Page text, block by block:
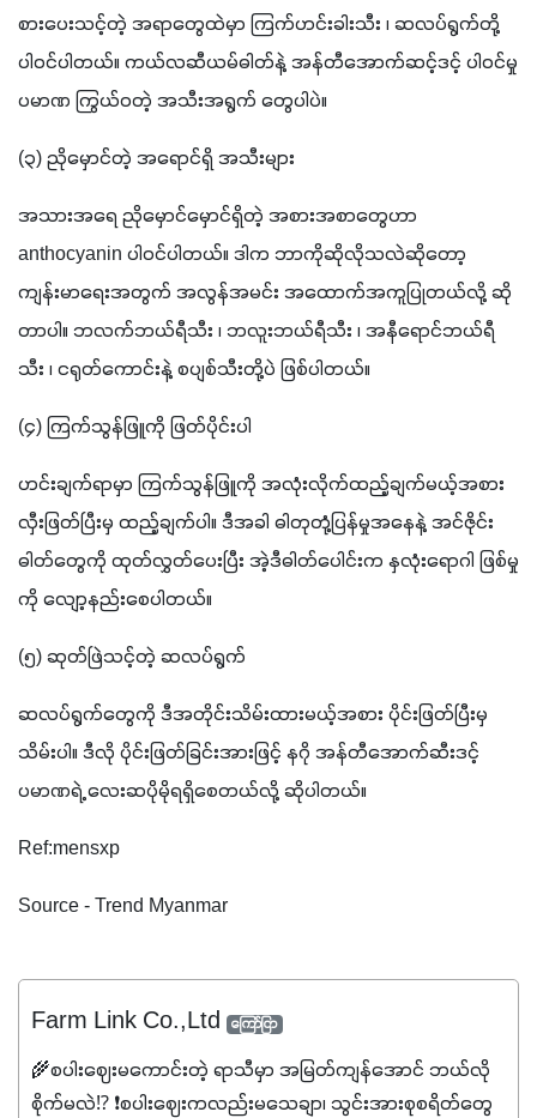
စားပေးသင့်တဲ့ အရာတွေထဲမှာ ကြက်ဟင်းခါးသီး ၊ ဆလပ်ရွက်တို့
ပါဝင်ပါတယ်။ ကယ်လဆီယမ်ဓါတ်နဲ့ အန်တီအောက်ဆင့်ဒင့် ပါဝင်မှု
ပမာဏ ကြွယ်ဝတဲ့ အသီးအရွက် တွေပါပဲ။
(၃) ညိုမှောင်တဲ့ အရောင်ရှိ အသီးများ
အသားအရေ ညိုမှောင်မှောင်ရှိတဲ့ အစားအစာတွေဟာ
anthocyanin ပါဝင်ပါတယ်။ ဒါက ဘာကိုဆိုလိုသလဲဆိုတော့
ကျန်းမာရေးအတွက် အလွန်အမင်း အထောက်အကူပြုတယ်လို့ ဆို
တာပါ။ ဘလက်ဘယ်ရီသီး ၊ ဘလူးဘယ်ရီသီး ၊ အနီရောင်ဘယ်ရီ
သီး ၊ ငရုတ်ကောင်းနဲ့ စပျစ်သီးတို့ပဲ ဖြစ်ပါတယ်။
(၄) ကြက်သွန်ဖြူကို ဖြတ်ပိုင်းပါ
ဟင်းချက်ရာမှာ ကြက်သွန်ဖြူကို အလုံးလိုက်ထည့်ချက်မယ့်အစား
လှီးဖြတ်ပြီးမှ ထည့်ချက်ပါ။ ဒီအခါ ဓါတုတုံ့ပြန်မှုအနေနဲ့ အင်ဇိုင်း
ဓါတ်တွေကို ထုတ်လွှတ်ပေးပြီး အဲ့ဒီဓါတ်ပေါင်းက နှလုံးရောဂါ ဖြစ်မှု
ကို လျော့နည်းစေပါတယ်။
(၅) ဆုတ်ဖြဲသင့်တဲ့ ဆလပ်ရွက်
ဆလပ်ရွက်တွေကို ဒီအတိုင်းသိမ်းထားမယ့်အစား ပိုင်းဖြတ်ပြီးမှ
သိမ်းပါ။ ဒီလို ပိုင်းဖြတ်ခြင်းအားဖြင့် နဂို အန်တီအောက်ဆီးဒင့်
ပမာဏရဲ့ လေးဆပိုမိုရရှိစေတယ်လို့ ဆိုပါတယ်။
Ref:mensxp
Source - Trend Myanmar
Farm Link Co.,Ltd ကြော်ငြာ
🌾စပါးဈေးမကောင်းတဲ့ ရာသီမှာ အမြတ်ကျန်အောင် ဘယ်လို
စိုက်မလဲ⁉️ ❗စပါးဈေးကလည်းမသေချာ၊ သွင်းအားစုစရိတ်တွေ